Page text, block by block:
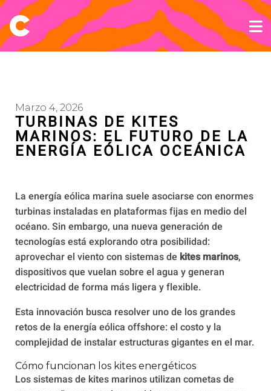
Marzo 4, 2026
TURBINAS DE KITES
MARINOS: EL FUTURO DE LA
ENERGÍA EÓLICA OCEÁNICA
La energía eólica marina suele asociarse con enormes
turbinas instaladas en plataformas fijas en medio del
océano. Sin embargo, una nueva generación de
tecnologías está explorando otra posibilidad:
aprovechar el viento con sistemas de kites marinos,
dispositivos que vuelan sobre el agua y generan
electricidad de forma más ligera y flexible.
Esta innovación busca resolver uno de los grandes
retos de la energía eólica offshore: el costo y la
complejidad de instalar estructuras gigantes en el mar.
Cómo funcionan los kites energéticos
Los sistemas de kites marinos utilizan cometas de